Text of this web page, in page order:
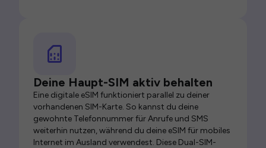
Deine Haupt-SIM aktiv behalten
Eine digitale eSIM funktioniert parallel zu deiner
vorhandenen SIM-Karte. So kannst du deine
gewohnte Telefonnummer für Anrufe und SMS
weiterhin nutzen, während du deine eSIM für mobiles
Internet im Ausland verwendest. Diese Dual-SIM-